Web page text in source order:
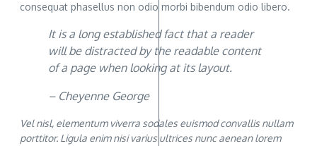
consequat phasellus non odio morbi bibendum odio libero.
It is a long established fact that a reader
will be distracted by the readable content
of a page when looking at its layout.
– Cheyenne George
Vel nisl, elementum viverra sodales euismod convallis nullam
porttitor. Ligula enim nisi varius ultrices nunc aenean lorem